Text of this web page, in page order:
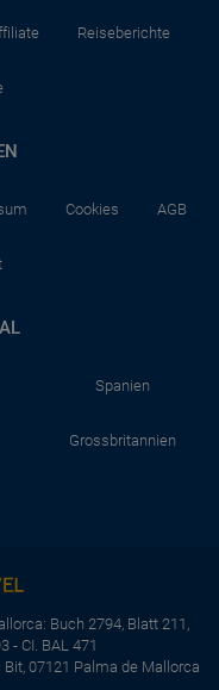
Reiseberichte
Cookies AGB
Spanien
Grossbritannien
Buch 2794, Blatt 211,
- CI. BAL 471
07121 Palma de Mallorca